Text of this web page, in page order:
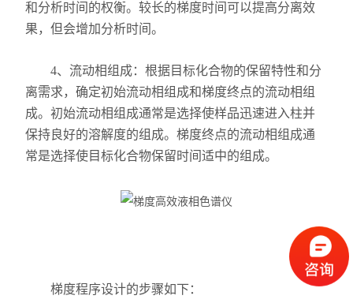
和分析时间的权衡。较长的梯度时间可以提高分离效
果，但会增加分析时间。
4、流动相组成：根据目标化合物的保留特性和分
离需求，确定初始流动相组成和梯度终点的流动相组
成。初始流动相组成通常是选择使样品迅速进入柱并
保持良好的溶解度的组成。梯度终点的流动相组成通
常是选择使目标化合物保留时间适中的组成。
梯度程序设计的步骤如下：